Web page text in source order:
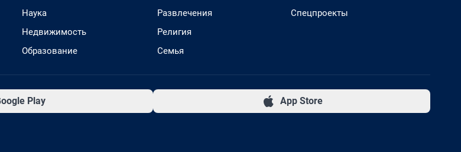
Наука
Недвижимость
Образование
Развлечения
Религия
Семья
Спецпроекты
Play App Store